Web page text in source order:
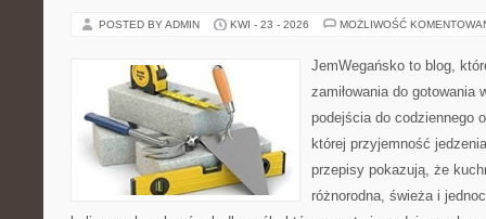
POSTED BY ADMIN KWI - 23 - 2026 MOŻLIWOŚĆ
JemWegańsko to blog,
zamiłowania do gotowania
podejścia do codziennego
której przyjemność
przepisy pokazują, że
różnorodna, świeża i